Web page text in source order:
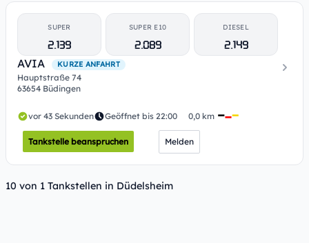
SUPER
2.139
SUPER E10
2.089
DIESEL
2.149
AVIA
KURZE ANFAHRT
Hauptstraße 74
63654 Büdingen
vor 43 Sekunden Geöffnet bis 22:00 0,0 km
Tankstelle beanspruchen Melden
10 von 1 Tankstellen in Düdelsheim